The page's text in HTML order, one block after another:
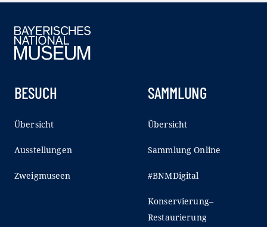
BESUCH
Übersicht
Ausstellungen
Zweigmuseen
SAMMLUNG
Übersicht
Sammlung Online
#BNMDigital
Konservierung–
Restaurierung